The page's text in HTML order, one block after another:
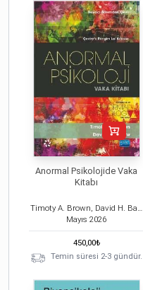
Anormal Psikolojide Vaka
Kitabı
Timoty A. Brown, David H. Barlow
Mayıs 2026
450,00₺
Temin süresi 2-3 gündür.